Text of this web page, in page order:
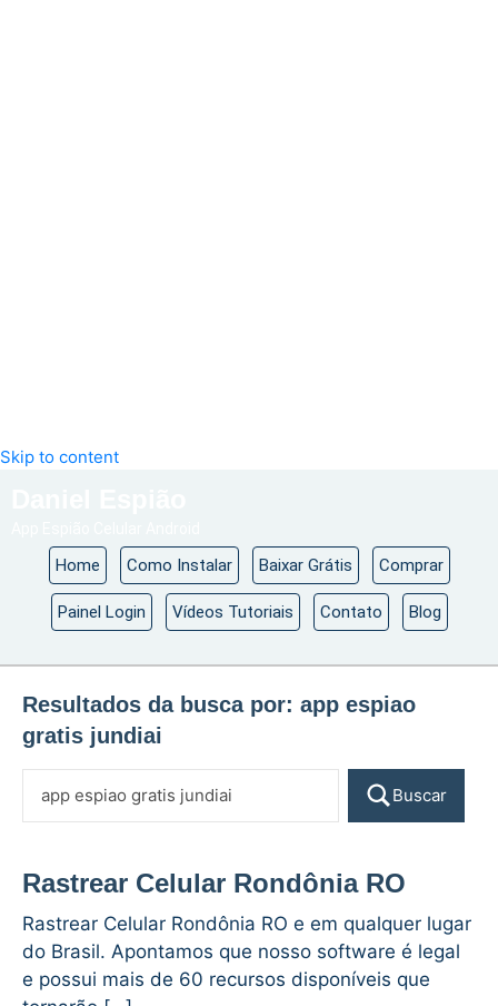
Skip to content
Home Como Instalar Baixar Grátis Comprar
Painel Login Vídeos Tutoriais Contato Blog
Resultados da busca por: app espiao
gratis jundiai
Buscar
Rastrear Celular Rondônia RO
Rastrear Celular Rondônia RO e em qualquer lugar
do Brasil. Apontamos que nosso software é legal
e possui mais de 60 recursos disponíveis que